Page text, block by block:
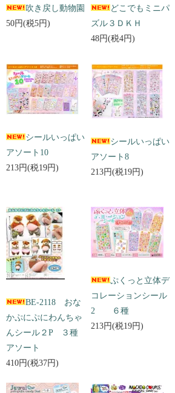
吹き戻し動物園
50円(税5円)
どこでもミニパ
ズル３ＤＫＨ
48円(税4円)
シールいっぱい
アソート10
213円(税19円)
シールいっぱい
アソート8
213円(税19円)
BE-2118 おな
かぷにぷにわんちゃ
んシール２P ３種
アソート
410円(税37円)
ぷくっと立体デ
コレーションシール
2 ６種
213円(税19円)